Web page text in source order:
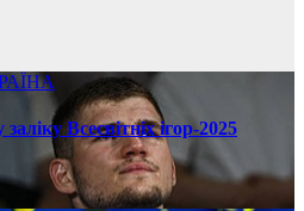
Всесвітніх ігор-2025